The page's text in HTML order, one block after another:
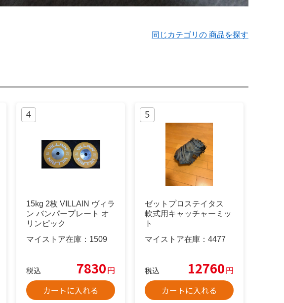
同じカテゴリの 商品を探す
15kg 2枚 VILLAIN ヴィラ
ン バンパープレート オ
リンピック
マイストア在庫： 1509
税込 7830円
カートに入れる
ゼットプロステイタス
軟式用キャッチャーミッ
ト
マイストア在庫： 4477
税込 12760円
カートに入れる